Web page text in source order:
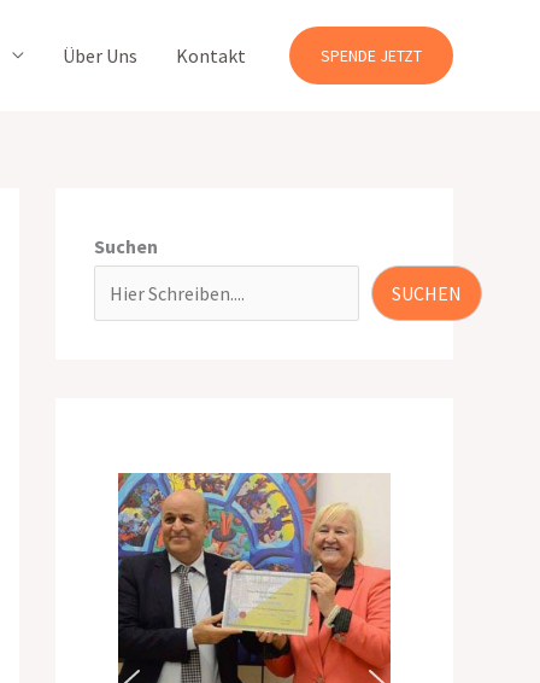
Über Uns Kontakt SPENDE JETZT
Suchen
SUCHEN